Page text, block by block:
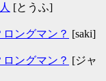
[とうふ]
ングマン？ [saki]
ングマン？ [ジャ